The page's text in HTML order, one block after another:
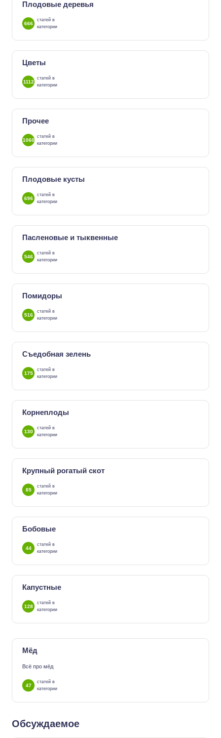
Плодовые деревья
666
статей в
категории
Цветы
1112
статей в
категории
Прочее
1060
статей в
категории
Плодовые кусты
696
статей в
категории
Пасленовые и тыквенные
546
статей в
категории
Помидоры
516
статей в
категории
Съедобная зелень
175
статей в
категории
Корнеплоды
130
статей в
категории
Крупный рогатый скот
85
статей в
категории
Бобовые
44
статей в
категории
Капустные
128
статей в
категории
Мёд
Всё про мёд
47
статей в
категории
Обсуждаемое